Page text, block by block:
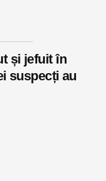
și jefuit în
suspecți au